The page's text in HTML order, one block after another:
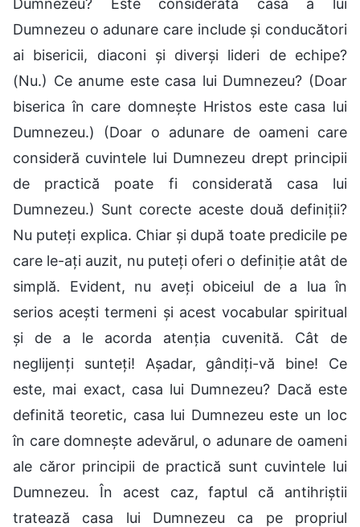
Dumnezeu o adunare care include și conducători
ai bisericii, diaconi și diverși lideri de echipe?
(Nu.) Ce anume este casa lui Dumnezeu? (Doar
biserica în care domnește Hristos este casa lui
Dumnezeu.) (Doar o adunare de oameni care
consideră cuvintele lui Dumnezeu drept principii
de practică poate fi considerată casa lui
Dumnezeu.) Sunt corecte aceste două definiții?
Nu puteți explica. Chiar și după toate predicile pe
care le-ați auzit, nu puteți oferi o definiție atât de
simplă. Evident, nu aveți obiceiul de a lua în
serios acești termeni și acest vocabular spiritual
și de a le acorda atenția cuvenită. Cât de
neglijenți sunteți! Așadar, gândiți-vă bine! Ce
este, mai exact, casa lui Dumnezeu? Dacă este
definită teoretic, casa lui Dumnezeu este un loc
în care domnește adevărul, o adunare de oameni
ale căror principii de practică sunt cuvintele lui
Dumnezeu. În acest caz, faptul că antihriștii
tratează casa lui Dumnezeu ca pe propriul